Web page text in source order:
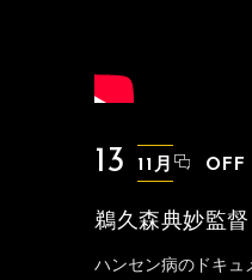
13 11月 OFF
鵜久森典妙監
ハンセン病のドキュ